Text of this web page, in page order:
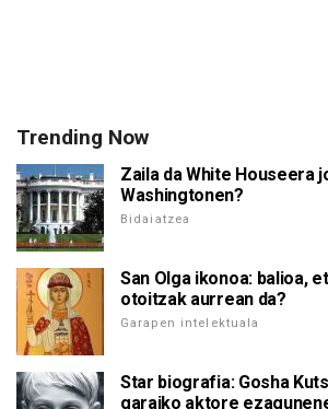
Trending Now
Zaila da White Houseera
Washingtonen?
Bidaiatzea
San Olga ikonoa: balioa,
otoitzak aurrean da?
Garapen intelektuala
Star biografia: Gosha
garaiko aktore